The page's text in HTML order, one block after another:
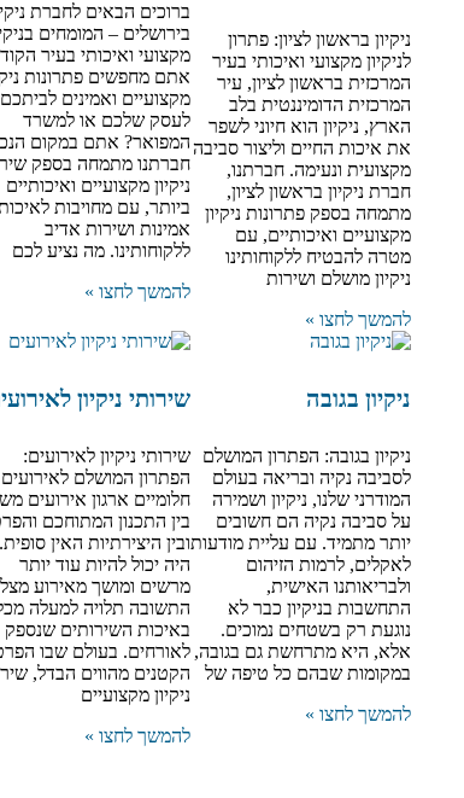
ניקיון בראשון לציון: פתרון
לניקיון מקצועי ואיכותי בעיר
המרכזית בראשון לציון, עיר
המרכזית הדומיננטית בלב
הארץ, ניקיון הוא חיוני לשפר
את איכות החיים וליצור סביבה
מקצועית ונעימה. חברתנו,
חברת ניקיון בראשון לציון,
מתמחה בספק פתרונות ניקיון
מקצועיים ואיכותיים, עם
מטרה להבטיח ללקוחותינו
ניקיון מושלם ושירות
להמשך לחצו »
ברוכים הבאים לחברת
בירושלים – המומחים
מקצועי ואיכותי בעיר
אתם מחפשים פתרונות
מקצועיים ואמינים
לעסק שלכם או למשרד
המפואר? אתם במקום
חברתנו מתמחה בספק
ניקיון מקצועיים ואיכותיים
ביותר, עם מחויבות
אמינות ושירות אדיב
ללקוחותינו. מה נציע לכם
להמשך לחצו »
ניקיון בגובה
ניקיון בגובה: הפתרון המושלם
לסביבה נקיה ובריאה בעולם
המודרני שלנו, ניקיון ושמירה
על סביבה נקיה הם חשובים
יותר מתמיד. עם עליית מודעות
לאקלים, לרמות הזיהום
ולבריאותנו האישית,
התחשבות בניקיון כבר לא
נוגעת רק בשטחים נמוכים.
אלא, היא מתרחשת גם בגובה,
במקומות שבהם כל טיפה של
להמשך לחצו »
שירותי ניקיון
שירותי ניקיון לאירועים:
הפתרון המושלם לאירועים
חלומיים ארגון אירועים
בין התכנון המתוחכם
ובין היצירתיות האין
היה יכול להיות עוד יותר
מרשים ומושך מאירוע
התשובה תלויה למעלה
באיכות השירותים שנספק
לאורחים. בעולם שבו
הקטנים מהווים הבדל,
ניקיון מקצועיים
להמשך לחצו »